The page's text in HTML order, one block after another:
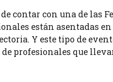
contar con una de las
están asentadas
Y este tipo de
profesionales que